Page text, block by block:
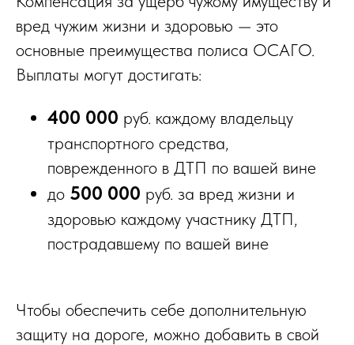
вред чужим жизни и здоровью — это
основные преимущества полиса ОСАГО.
Выплаты могут достигать:
400 000 руб. каждому владельцу
транспортного средства,
поврежденного в ДТП по вашей вине
до 500 000 руб. за вред жизни и
здоровью каждому участнику ДТП,
пострадавшему по вашей вине
Чтобы обеспечить себе дополнительную
защиту на дороге, можно добавить в свой